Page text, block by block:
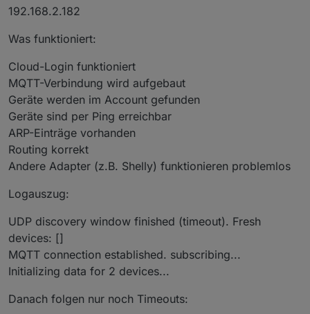
192.168.2.182
Was funktioniert:
Cloud-Login funktioniert
MQTT-Verbindung wird aufgebaut
Geräte werden im Account gefunden
Geräte sind per Ping erreichbar
ARP-Einträge vorhanden
Routing korrekt
Andere Adapter (z.B. Shelly) funktionieren problemlos
Logauszug:
UDP discovery window finished (timeout). Fresh
devices: []
MQTT connection established. subscribing...
Initializing data for 2 devices...
Danach folgen nur noch Timeouts: